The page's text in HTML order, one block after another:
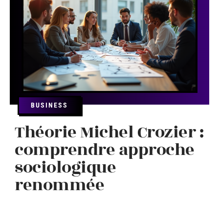
BUSINESS
Théorie Michel Crozier :
comprendre approche
sociologique
renommée